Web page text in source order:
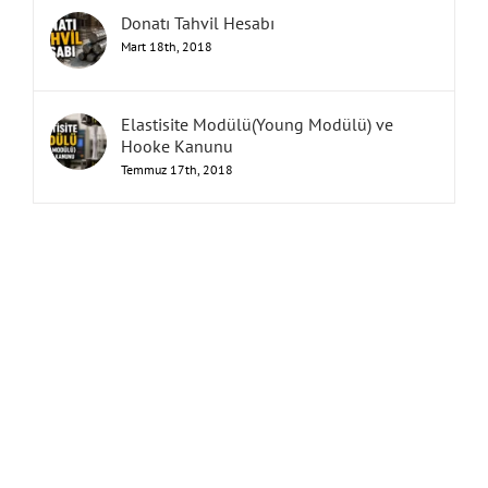
Donatı Tahvil Hesabı
Mart 18th, 2018
Elastisite Modülü(Young Modülü) ve
Hooke Kanunu
Temmuz 17th, 2018